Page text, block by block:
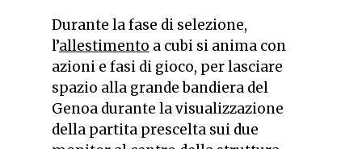
Durante la fase di selezione,
l’allestimento a cubi si anima con
azioni e fasi di gioco, per lasciare
spazio alla grande bandiera del
Genoa durante la visualizzazione
della partita prescelta sui due